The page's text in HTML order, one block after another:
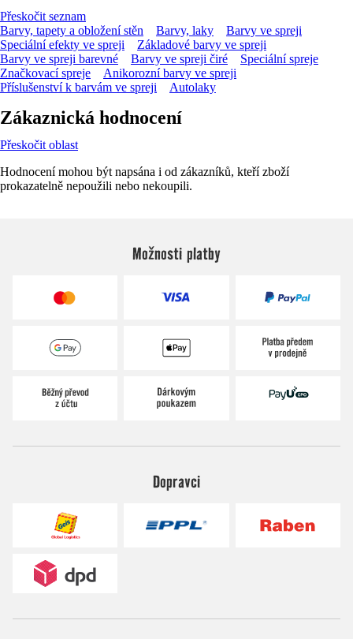
Přeskočit seznam
Barvy, tapety a obložení stěn
Barvy, laky
Barvy ve spreji
Speciální efekty ve spreji
Základové barvy ve spreji
Barvy ve spreji barevné
Barvy ve spreji čiré
Speciální spreje
Značkovací spreje
Anikorozní barvy ve spreji
Příslušenství k barvám ve spreji
Autolaky
Zákaznická hodnocení
Přeskočit oblast
Hodnocení mohou být napsána i od zákazníků, kteří zboží
prokazatelně nepoužili nebo nekoupili.
Možnosti platby
Dopravci